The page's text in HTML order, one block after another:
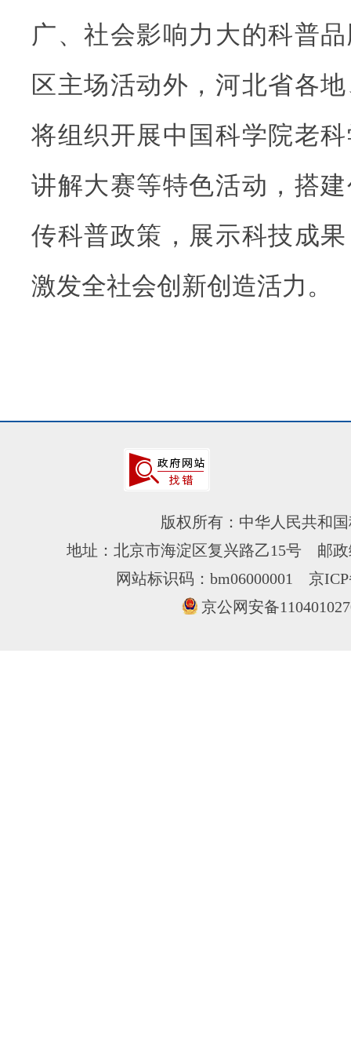
广、社会影响力大的科普
区主场活动外，河北省各
将组织开展中国科学院老
讲解大赛等特色活动，搭
传科普政策，展示科技成
激发全社会创新创造活力。
版权所有：中华人民共和
地址：北京市海淀区复兴路乙15号 邮
网站标识码：bm06000001 京
京公网安备